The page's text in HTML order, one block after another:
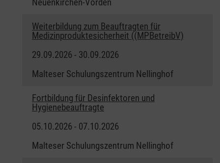
Weiterbildung zum Beauftragten für
Medizinproduktesicherheit ((MPBetreibV)
29.09.2026 - 30.09.2026
Malteser Schulungszentrum Nellinghof
Fortbildung für Desinfektoren und
Hygienebeauftragte
05.10.2026 - 07.10.2026
Malteser Schulungszentrum Nellinghof